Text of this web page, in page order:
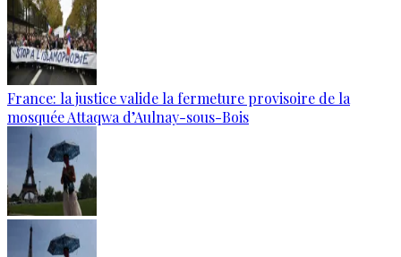
France: la justice valide la fermeture provisoire de la
mosquée Attaqwa d’Aulnay-sous-Bois